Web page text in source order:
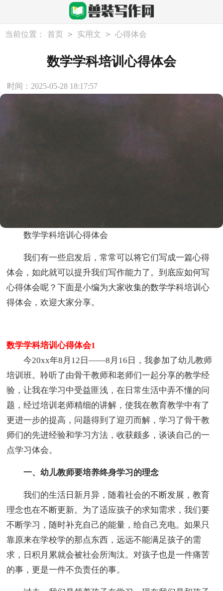
当前位置： 首页 > 实用文 > 心得体会
数学学科培训心得体会
时间：2025-05-28 18:17:57
数学学科培训心得体会
我们有一些启发后，常常可以将它们写成一篇心得
体会，如此就可以提升我们写作能力了。到底应如何写
心得体会呢？下面是小编为大家收集的数学学科培训心
得体会，欢迎大家分享。
数学学科培训心得体会1
今20xx年8月12日——8月16日，我参加了幼儿教师
培训班。聆听了由骨干教师和老师们一起分享的教学经
验，让我在学习中受益匪浅，在日常生活中弄不懂的问
题，经过培训老师精细的讲解，使我在教育教学中有了
更进一步的提高，问题得到了迎刃而解，学习了骨干教
师们的先进经验和学习方法，收获颇多，谈谈自己的一
点学习体会。
一、幼儿教师要培养终身学习的理念
我们的生活日新月异，随着社会的不断发展，教育
理念也在不断更新。为了适应孩子的求知需求，我们要
不断学习，随时补充自己的能量，给自己充电。如果只
靠原来在学校学的那点东西，远远不能满足孩子的需
求，日积月累就会被社会所淘汰。对孩子也是一件痛苦
的事，更是一件不负责任的事。